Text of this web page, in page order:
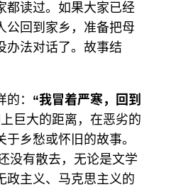
都读过。如果大家已经
公回到家乡，准备把母
办法对话了。故事结
： “我冒着严寒，回到
巨大的距离，在恶劣的
乡愁或怀旧的故事。
没有散去，无论是文学
政主义、马克思主义的